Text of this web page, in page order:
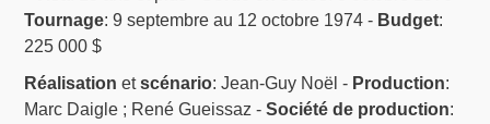
Tournage: 9 septembre au 12 octobre 1974 - Budget:
225 000 $
Réalisation etscénario: Jean-Guy Noël - Production:
Marc Daigle ; René Gueissaz -Société de production: